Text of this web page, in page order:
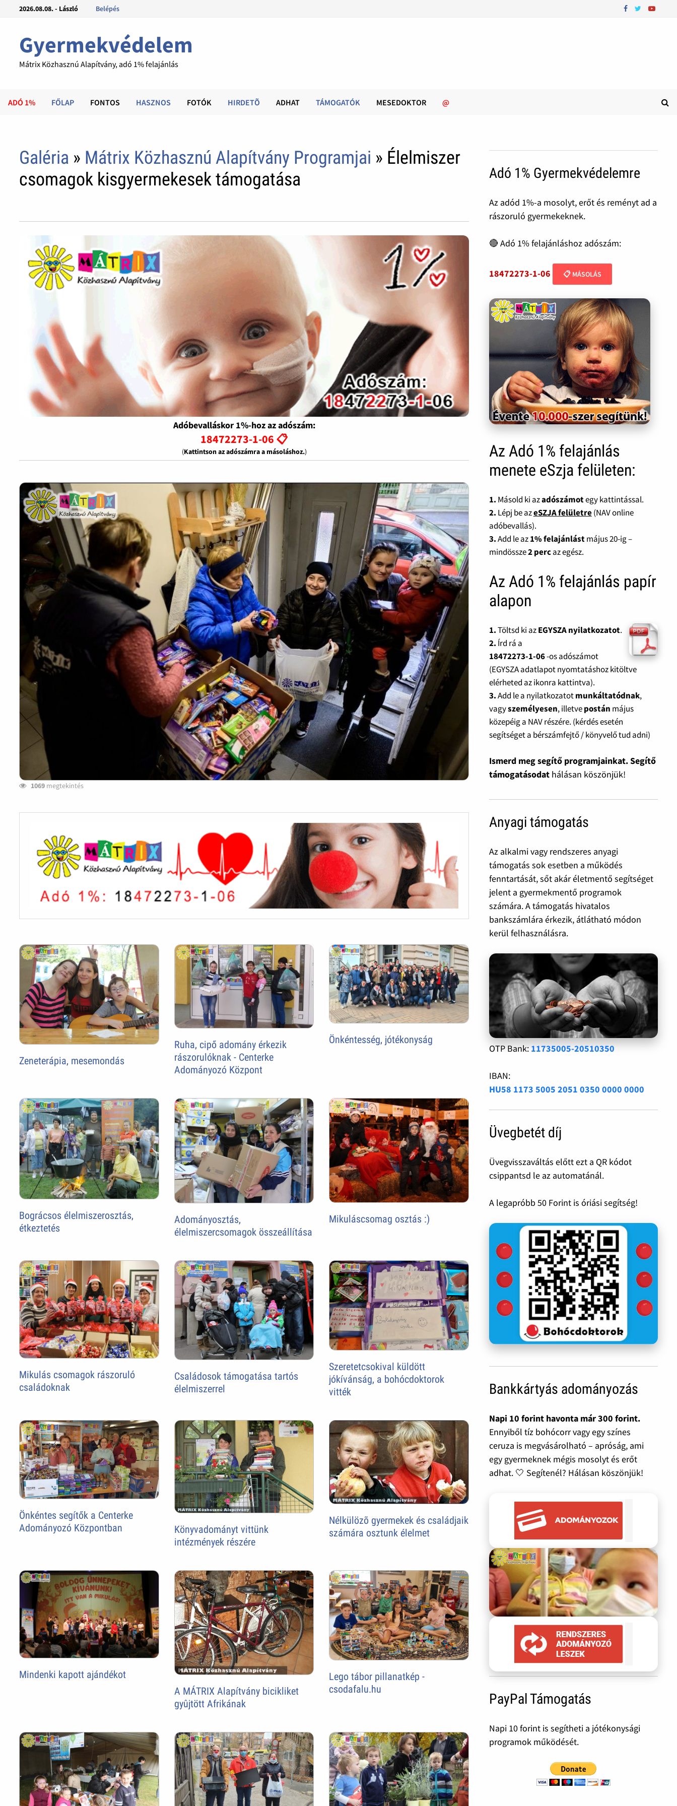
2026.08.08. - László Belépés
Gyermekvédelem
Mátrix Közhasznú Alapítvány, adó 1% felajánlás
ADÓ 1% FŐLAP FONTOS HASZNOS FOTÓK HIRDETÕ ADHAT TÁMOGATÓK MESEDOKTOR @
Galéria » Mátrix Közhasznú Alapítvány Programjai » Élelmiszer
csomagok kisgyermekesek támogatása
Adóbevalláskor 1%-hoz az adószám:
18472273-1-06 📋
(Kattintson az adószámra a másoláshoz.)
1069 megtekintés
Zeneterápia, mesemondás
Ruha, cipő adomány érkezik
rászorulóknak - Centerke
Adományozó Központ
Önkéntesség, jótékonyság
Bográcsos élelmiszerosztás,
étkeztetés
Adományosztás,
élelmiszercsomagok összeállítása
Mikuláscsomag osztás :)
Mikulás csomagok rászoruló
családoknak
Családosok támogatása tartós
élelmiszerrel
Szeretetcsokival küldött
jókívánság, a bohócdoktorok
vitték
Önkéntes segítők a Centerke
Adományozó Központban
Könyvadományt vittünk
intézmények részére
Nélkülözõ gyermekek és családjaik
számára osztunk élelmet
Mindenki kapott ajándékot
A MÁTRIX Alapítvány bicikliket
gyûjtött Afrikának
Lego tábor pillanatkép -
csodafalu.hu
Adó 1% Gyermekvédelemre
Az adód 1%-a mosolyt, erőt és reményt ad a
rászoruló gyermekeknek.
🔴 Adó 1% felajánláshoz adószám:
18472273-1-06 📋 MÁSOLÁS
Az Adó 1% felajánlás
menete eSzja felületen:
1. Másold ki azadószámotegy kattintással.
2. Lépj be azeSZJA felületre(NAV online
adóbevallás).
3.Add le az1% felajánlástmájus 20-ig –
mindössze2 percaz egész.
Az Adó 1% felajánlás papír
alapon
1.Töltsd ki azEGYSZA nyilatkozatot.
2. Írd rá a
18472273-1-06-os adószámot
(EGYSZA adatlapot nyomtatáshoz kitöltve
elérheted az ikonra kattintva).
3.Add le a nyilatkozatotmunkáltatódnak,
vagyszemélyesen, illetvepostán május
közepéig a NAV részére. (kérdés esetén
segítséget a bérszámfejtő / könyvelő tud adni)
Ismerd meg segítő programjainkat. Segítő
támogatásodat hálásan köszönjük!
Anyagi támogatás
Az alkalmi vagy rendszeres anyagi
támogatás sok esetben a működés
fenntartását, sőt akár életmentő segítséget
jelent a gyermekmentő programok
számára. A támogatás hivatalos
bankszámlára érkezik, átlátható módon
kerül felhasználásra.
OTP Bank: 11735005-20510350
IBAN:
HU58 1173 5005 2051 0350 0000 0000
Üvegbetét díj
Üvegvisszaváltás előtt ezt a QR kódot
csippantsd le az automatánál.
A legapróbb 50 Forint is óriási segítség!
Bankkártyás adományozás
Napi 10 forint havonta már 300 forint.
Ennyiből tíz bohócorr vagy egy színes
ceruza is megvásárolható – apróság, ami
egy gyermeknek mégis mosolyt és erőt
adhat. 🤍 Segítenél? Hálásan köszönjük!
PayPal Támogatás
Napi 10 forint is segítheti a jótékonysági
programok működését.